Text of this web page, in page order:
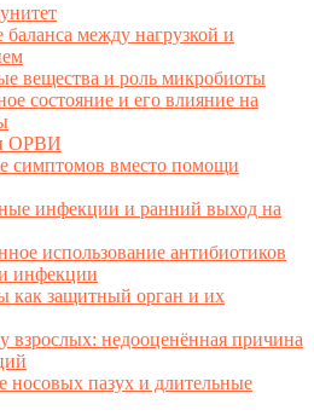
между нагрузкой и
вещества и роль микробиоты
состояние и его влияние на
ОРВИ
симптомов вместо помощи
инфекции и ранний выход на
использование антибиотиков
инфекции
как защитный орган и их
взрослых: недооценённая причина
носовых пазух и длительные